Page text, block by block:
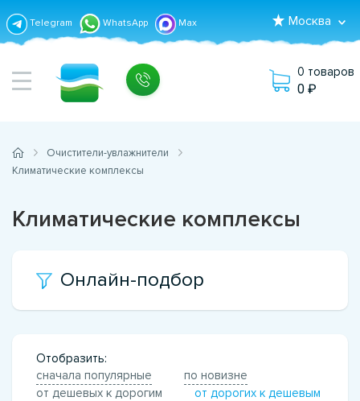
Telegram WhatsApp Max Москва
0 товаров
0
Очистители-увлажнители
Климатические комплексы
Климатические комплексы
Онлайн-подбор
Отобразить:
сначала популярные
по новизне
от дешевых к дорогим
от дорогих к дешевым